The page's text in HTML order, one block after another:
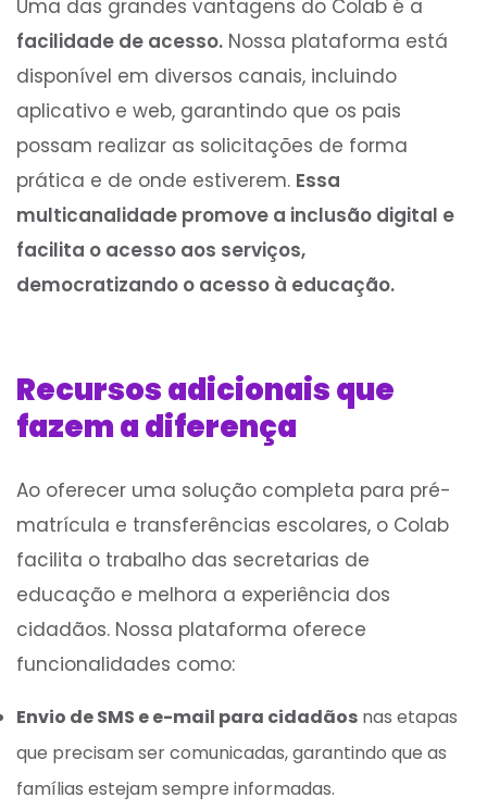
Uma das grandes vantagens do Colab é a
facilidade de acesso. Nossa plataforma está
disponível em diversos canais, incluindo
aplicativo e web, garantindo que os pais
possam realizar as solicitações de forma
prática e de onde estiverem. Essa
multicanalidade promove a inclusão digital e
facilita o acesso aos serviços,
democratizando o acesso à educação.
Recursos adicionais que
fazem a diferença
Ao oferecer uma solução completa para pré-
matrícula e transferências escolares, o Colab
facilita o trabalho das secretarias de
educação e melhora a experiência dos
cidadãos. Nossa plataforma oferece
funcionalidades como:
Envio de SMS e e-mail para cidadãos nas etapas
que precisam ser comunicadas, garantindo que as
famílias estejam sempre informadas.